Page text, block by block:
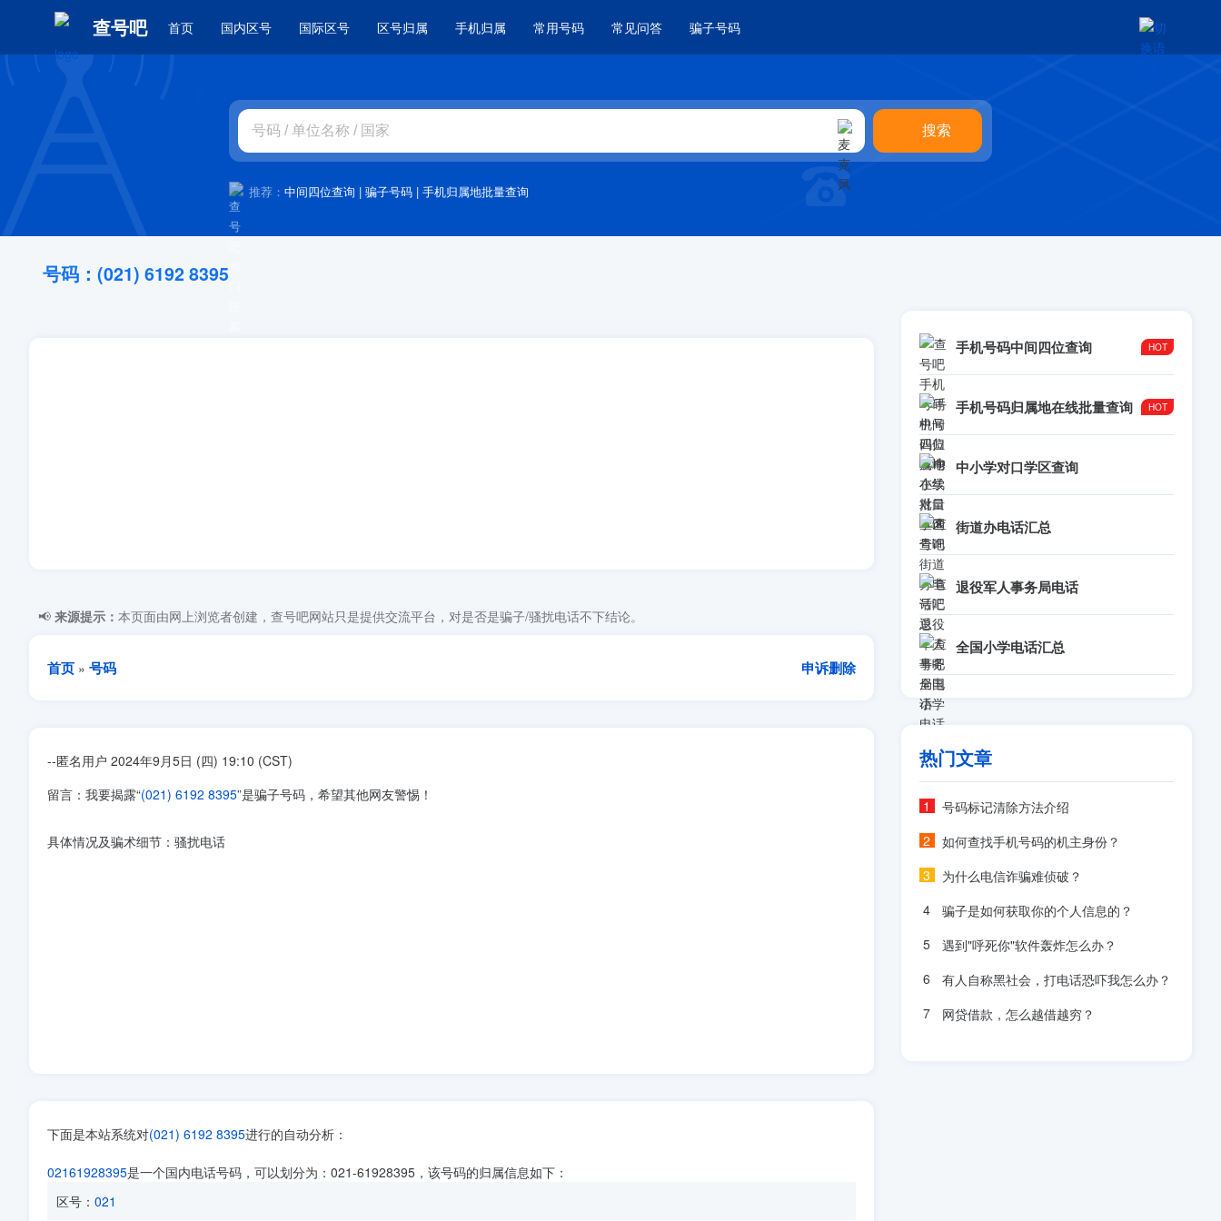
查号吧 首页 国内区号 国际区号 区号归属 手机归属 常用号码 常见问答 骗子号码
推荐： 中间四位查询 | 骗子号码 | 手机归属地批量查询
号码：(021) 6192 8395
📢 来源提示： 本页面由网上浏览者创建，查号吧网站只是提供交流平台，对是否是骗子/骚扰电话不下结论。
首页 » 号码 申诉删除
--匿名用户 2024年9月5日 (四) 19:10 (CST)
留言：我要揭露“(021) 6192 8395”是骗子号码，希望其他网友警惕！
具体情况及骗术细节：骚扰电话
下面是本站系统对(021) 6192 8395进行的自动分析：
02161928395是一个国内电话号码，可以划分为：021-61928395，该号码的归属信息如下：
区号： 021
手机号码中间四位查询
手机号码归属地在线批量查询
中小学对口学区查询
街道办电话汇总
退役军人事务局电话
全国小学电话汇总
热门文章
号码标记清除方法介绍
如何查找手机号码的机主身份？
为什么电信诈骗难侦破？
骗子是如何获取你的个人信息的？
遇到"呼死你"软件轰炸怎么办？
有人自称黑社会，打电话恐吓我怎么办？
网贷借款，怎么越借越穷？